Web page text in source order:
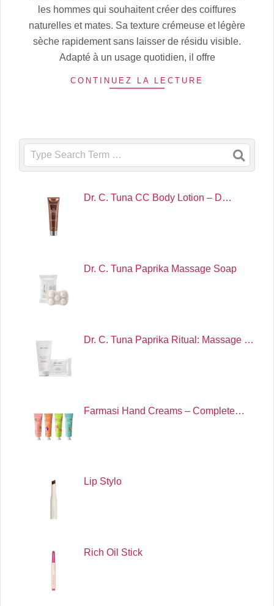
les hommes qui souhaitent créer des coiffures
naturelles et mates. Sa texture crémeuse et légère
sèche rapidement sans laisser de résidu visible.
Adapté à un usage quotidien, il offre
CONTINUEZ LA LECTURE
Search
Dr. C. Tuna CC Body Lotion – D…
Dr. C. Tuna Paprika Massage Soap
Dr. C. Tuna Paprika Ritual: Massage …
Farmasi Hand Creams – Complete…
Lip Stylo
Rich Oil Stick